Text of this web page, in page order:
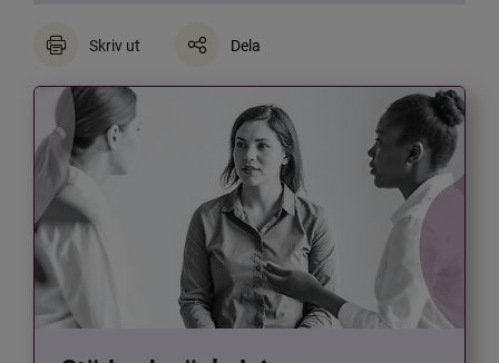
Skriv ut Dela